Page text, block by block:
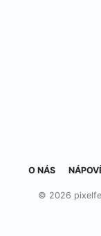
O NÁS
© 2026